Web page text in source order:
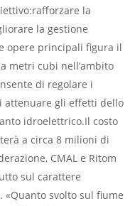
la
la gestione
opere principali figura il
metri cubi nell’ambito
di regolare i
attenuare gli effetti dello
idroelettrico.Il costo
a circa 8 milioni di
CMAL e Ritom
sul carattere
svolto sul fiume